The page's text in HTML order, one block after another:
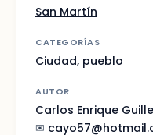
San Martín
CATEGORÍAS
Ciudad, pueblo
AUTOR
Carlos Enrique
✉